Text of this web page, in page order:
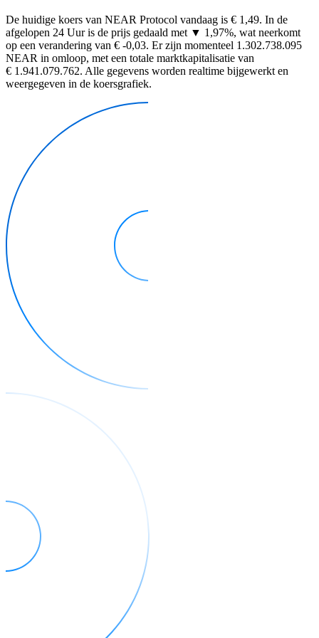
De huidige koers van NEAR Protocol vandaag is € 1,49. In de
afgelopen 24 Uur is de prijs gedaald met ▼ 1,97%, wat neerkomt
op een verandering van € -0,03. Er zijn momenteel 1.302.738.095
NEAR in omloop, met een totale marktkapitalisatie van
€ 1.941.079.762. Alle gegevens worden realtime bijgewerkt en
weergegeven in de koersgrafiek.